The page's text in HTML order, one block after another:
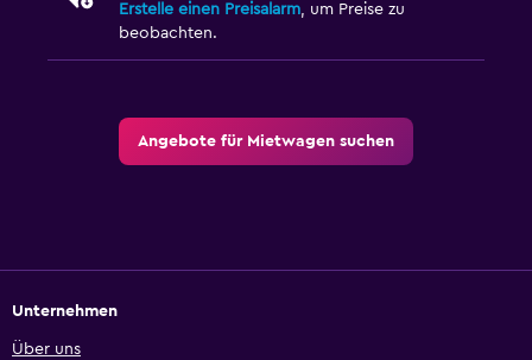
Erstelle einen Preisalarm, um Preise zu
beobachten.
Angebote für Mietwagen suchen
Unternehmen
Über uns